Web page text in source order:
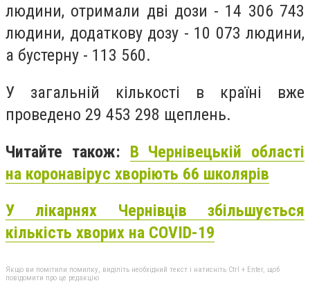
людини, отримали дві дози - 14 306 743
людини, додаткову дозу - 10 073 людини,
а бустерну - 113 560.
У загальній кількості в країні вже
проведено 29 453 298 щеплень.
Читайте також: В Чернівецькій області
на коронавірус хворіють 66 школярів
У лікарнях Чернівців збільшується
кількість хворих на COVID-19
Якщо ви помітили помилку, виділіть необхідний текст і натисніть Ctrl + Enter, щоб
повідомити про це редакцію